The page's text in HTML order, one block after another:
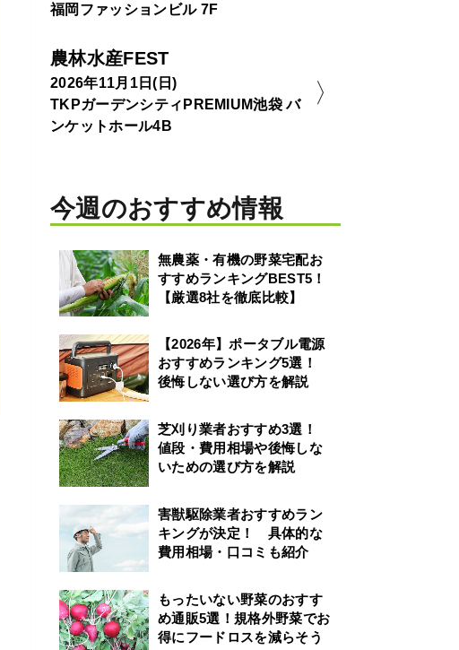
福岡ファッションビル 7F
農林水産FEST
2026年11月1日(日)
TKPガーデンシティPREMIUM池袋 バ
ンケットホール4B
今週のおすすめ情報
無農薬・有機の野菜宅配お
すすめランキングBEST5！
【厳選8社を徹底比較】
【2026年】ポータブル電源
おすすめランキング5選！
後悔しない選び方を解説
芝刈り業者おすすめ3選！
値段・費用相場や後悔しな
いための選び方を解説
害獣駆除業者おすすめラン
キングが決定！ 具体的な
費用相場・口コミも紹介
もったいない野菜のおすす
め通販5選！規格外野菜でお
得にフードロスを減らそう